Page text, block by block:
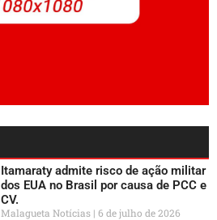
Itamaraty admite risco de ação militar
dos EUA no Brasil por causa de PCC e
CV.
Malagueta Notícias 6 de julho de 2026